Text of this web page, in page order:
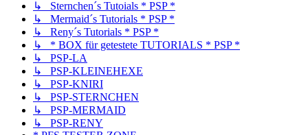
↳ Sternchen´s Tutoials * PSP *
↳ Mermaid´s Tutorials * PSP *
↳ Reny´s Tutorials * PSP *
↳ * BOX für getestete TUTORIALS * PSP *
↳ PSP-LA
↳ PSP-KLEINEHEXE
↳ PSP-KNIRI
↳ PSP-STERNCHEN
↳ PSP-MERMAID
↳ PSP-RENY